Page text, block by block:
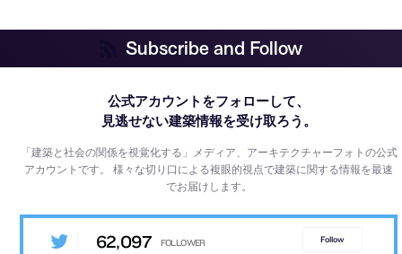
Subscribe and Follow
公式アカウントをフォローして、
見逃せない建築情報を受け取ろう。
「建築と社会の関係を視覚化する」メディア、アーキテクチャーフォトの公式
アカウントです。様々な切り口による複眼的視点で建築に関する情報を最速
でお届けします。
62,097 Follow